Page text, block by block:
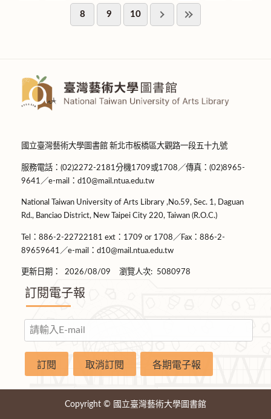
8 9 10
國立臺灣藝術大學圖書館 新北市板橋區大觀路一段五十九號
服務電話：(02)2272-2181分機1709或1708／傳真：(02)8965-
9641／e-mail：d10@mail.ntua.edu.tw
National Taiwan University of Arts Library ,No.59, Sec. 1, Daguan
Rd., Banciao District, New Taipei City 220, Taiwan (R.O.C.)
Tel：886-2-22722181 ext：1709 or 1708／Fax：886-2-
89659641／e-mail：d10@mail.ntua.edu.tw
更新日期： 2026/08/09 瀏覽人次: 5080978
訂閱電子報
Copyright © 國立臺灣藝術大學圖書館